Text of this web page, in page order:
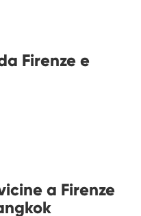
Firenze e
a Firenze